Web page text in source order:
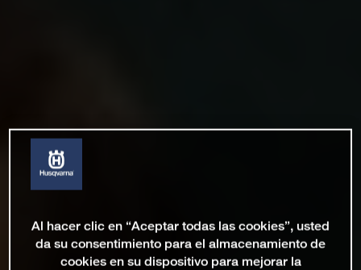
Al hacer clic en “Aceptar todas las cookies”, usted
da su consentimiento para el almacenamiento de
cookies en su dispositivo para mejorar la